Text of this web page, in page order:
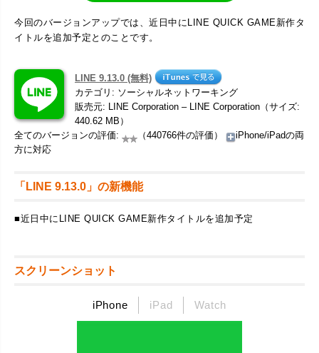
今回のバージョンアップでは、近日中にLINE QUICK GAME新作タ
イトルを追加予定とのことです。
LINE 9.13.0 (無料)
カテゴリ: ソーシャルネットワーキング
販売元: LINE Corporation – LINE Corporation（サイズ:
440.62 MB）
全てのバージョンの評価:
（440766件の評価）
iPhone/iPadの両
方に対応
「LINE 9.13.0」の新機能
■近日中にLINE QUICK GAME新作タイトルを追加予定
スクリーンショット
iPhone iPad Watch